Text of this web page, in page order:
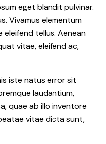
eget blandit pulvinar.
Vivamus elementum
eleifend tellus. Aenean
vitae, eleifend ac,
iste natus error sit
laudantium,
quae ab illo inventore
vitae dicta sunt,